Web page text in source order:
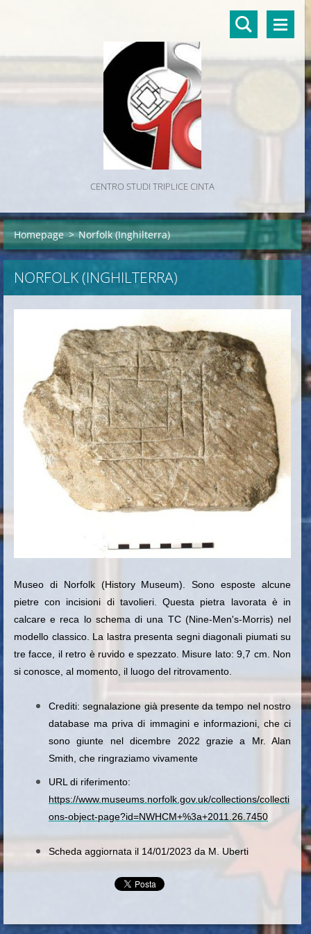
CENTRO STUDI TRIPLICE CINTA
Homepage > Norfolk (Inghilterra)
NORFOLK (INGHILTERRA)
Museo di Norfolk (History Museum). Sono esposte alcune
pietre con incisioni di tavolieri. Questa pietra lavorata è in
calcare e reca lo schema di una TC (Nine-Men's-Morris) nel
modello classico. La lastra presenta segni diagonali piumati su
tre facce, il retro è ruvido e spezzato. Misure lato: 9,7 cm. Non
si conosce, al momento, il luogo del ritrovamento.
Crediti: segnalazione già presente da tempo nel nostro
database ma priva di immagini e informazioni, che ci
sono giunte nel dicembre 2022 grazie a Mr. Alan
Smith, che ringraziamo vivamente
URL di riferimento:
https://www.museums.norfolk.gov.uk/collections/collecti
ons-object-page?id=NWHCM+%3a+2011.26.7450
Scheda aggiornata il 14/01/2023 da M. Uberti